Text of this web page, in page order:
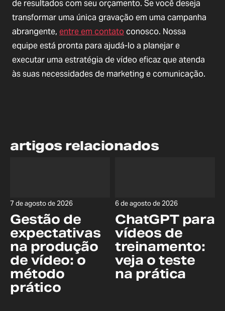
de resultados com seu orçamento. Se você deseja
transformar uma única gravação em uma campanha
abrangente, entre em contatoconosco. Nossa
equipe está pronta para ajudá-lo a planejar e
executar uma estratégia de vídeo eficaz que atenda
às suas necessidades de marketing e comunicação.
artigos relacionados
Gestão de
expectativas
na produção
de vídeo: o
método
prático
7 de agosto de 2026
ChatGPT para
vídeos de
treinamento:
veja o teste
na prática
6 de agosto de 2026